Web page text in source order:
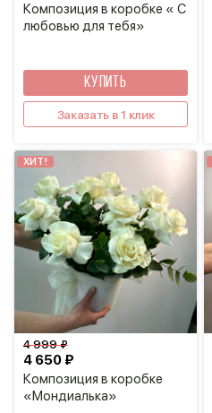
Композиция в коробке « С
любовью для тебя»
КУПИТЬ
Заказать в 1 клик
ХИТ!
Композиция в коробке
«Мондиалька»
4 650 ₽
4 999 ₽